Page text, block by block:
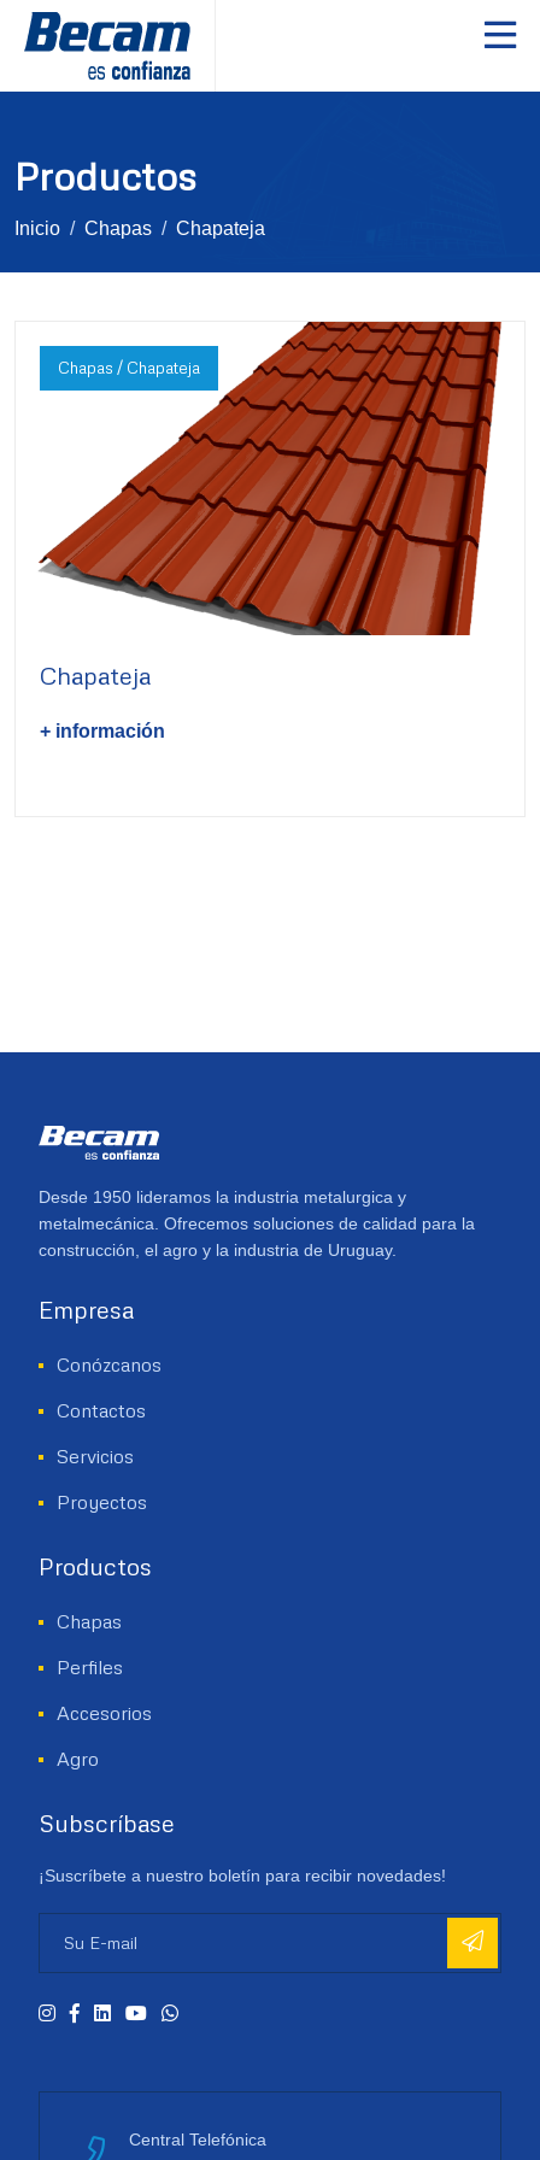
Productos
Inicio Chapas Chapateja
Chapas / Chapateja
Chapateja
+ información
Desde 1950 lideramos la industria metalurgica y
metalmecánica. Ofrecemos soluciones de calidad para la
construcción, el agro y la industria de Uruguay.
Empresa
Conózcanos
Contactos
Servicios
Proyectos
Productos
Chapas
Perfiles
Accesorios
Agro
Subscríbase
¡Suscríbete a nuestro boletín para recibir novedades!
Central Telefónica